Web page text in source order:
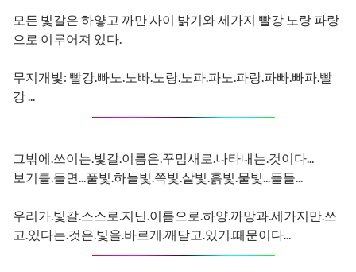
모든 빛갈은 하얗고 까만 사이 밝기와 세가지 빨강 노랑 파랑
으로 이루어져 있다.
무지개빛: 빨강.빠노.노빠.노랑.노파.파노.파랑.파빠.빠파.빨
강 ...
그밖에.쓰이는.빛갈.이름은.꾸밈새로.나타내는.것이다...
보기를.들면...풀빛.하늘빛.쪽빛.살빛.흙빛.물빛...들들...
우리가.빛갈.스스로.지닌.이름으로.하양.까망과.세가지만.쓰
고.있다는.것은.빛을.바르게.깨닫고.있기.때문이다...